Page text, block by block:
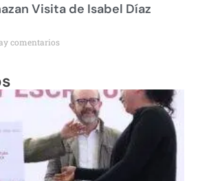
Visita de Isabel Díaz
comentarios